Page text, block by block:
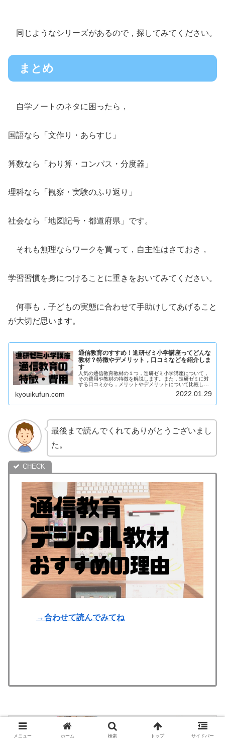
同じようなシリーズがあるので，探してみてください。
まとめ
自学ノートのネタに困ったら，
国語なら「文作り・あらすじ」
算数なら「わり算・コンパス・分度器」
理科なら「観察・実験のふり返り」
社会なら「地図記号・都道府県」です。
それも無理ならワークを買って，自主性はさておき，
学習習慣を身につけることに重きをおいてみてください。
何事も，子どもの実態に合わせて手助けしてあげること
が大切だ思います。
通信教育のすすめ！進研ゼミ小学講座ってどんな
教材？特徴やデメリット，口コミなどを紹介しま
す
人気の通信教育教材の１つ，進研ゼミ小学講座について，
その費用や教材の特徴を解説します。また，進研ゼミに対
する口コミから，メリットやデメリットについて比較して
kyouikufun.com 2022.01.29
最後まで読んでくれてありがとうございまし
た。
→合わせて読んでみてね
メニュー ホーム 検索 トップ サイドバー